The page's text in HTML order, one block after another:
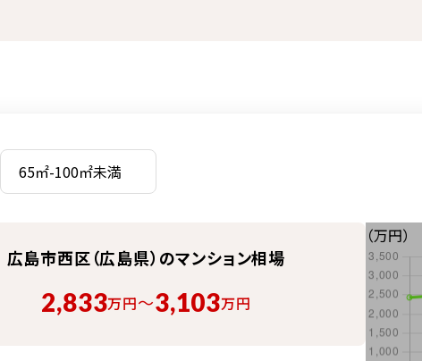
広島市西区（広島県）のマンション相場
2,833万円〜3,103万円
（万円）